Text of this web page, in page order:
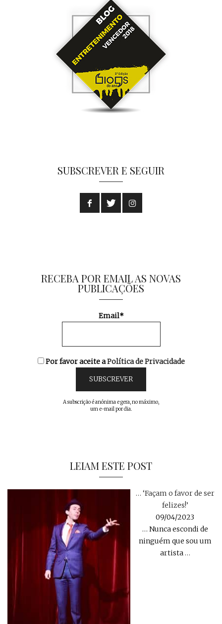
SUBSCREVER E SEGUIR
RECEBA POR EMAIL AS NOVAS
PUBLICAÇÕES
Email*
Por favor aceite aPolítica de Privacidade
A subscrição é anónima e gera, no máximo,
um e-mail por dia.
LEIAM ESTE POST
… ‘Façam o favor de ser
felizes!’
09/04/2023
… Nunca escondi de
ninguém que sou um
artista …